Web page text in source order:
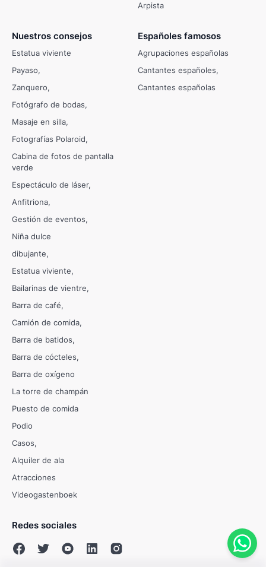
Arpista
Nuestros consejos
Estatua viviente
Payaso
Zanquero
Fotógrafo de bodas
Masaje en silla
Fotografías Polaroid
Cabina de fotos de pantalla
verde
Espectáculo de láser
Anfitriona
Gestión de eventos
Niña dulce
dibujante
Estatua viviente
Bailarinas de vientre
Barra de café
Camión de comida
Barra de batidos
Barra de cócteles
Barra de oxígeno
La torre de champán
Puesto de comida
Podio
Casos
Alquiler de ala
Atracciones
Videogastenboek
Españoles famosos
Agrupaciones españolas
Cantantes españoles
Cantantes españolas
Redes sociales